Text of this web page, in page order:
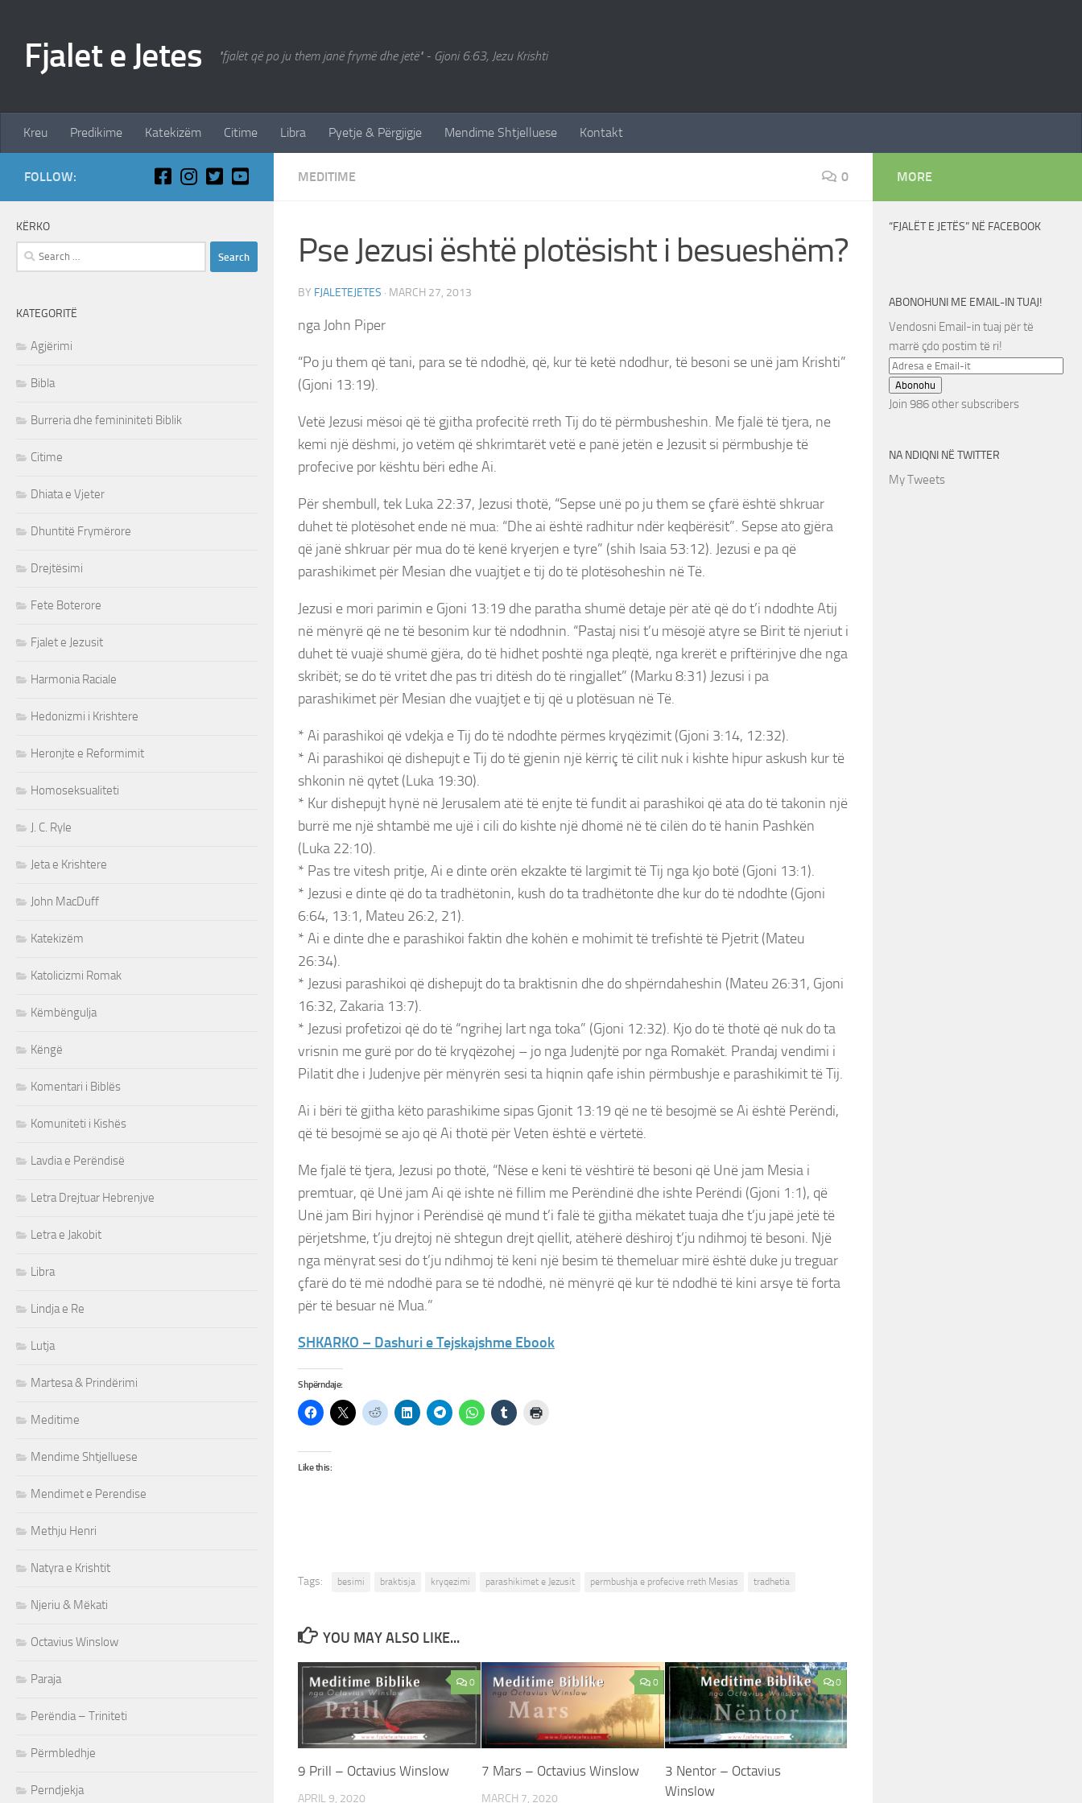
Fjalet e Jetes "fjalët që po ju them janë frymë dhe jetë" - Gjoni 6:63, Jezu Krishti
Kreu Predikime Katekizëm Citime Libra Pyetje & Përgjigje Mendime Shtjelluese Kontakt
MEDITIME 0
Pse Jezusi është plotësisht i besueshëm?
BY FJALETEJETES · MARCH 27, 2013
nga John Piper
“Po ju them që tani, para se të ndodhë, që, kur të ketë ndodhur, të besoni se unë jam Krishti”
(Gjoni 13:19).
Vetë Jezusi mësoi që të gjitha profecitë rreth Tij do të përmbusheshin. Me fjalë të tjera, ne
kemi një dëshmi, jo vetëm që shkrimtarët vetë e panë jetën e Jezusit si përmbushje të
profecive por kështu bëri edhe Ai.
Për shembull, tek Luka 22:37, Jezusi thotë, “Sepse unë po ju them se çfarë është shkruar
duhet të plotësohet ende në mua: “Dhe ai është radhitur ndër keqbërësit”. Sepse ato gjëra
që janë shkruar për mua do të kenë kryerjen e tyre” (shih Isaia 53:12). Jezusi e pa që
parashikimet për Mesian dhe vuajtjet e tij do të plotësoheshin në Të.
Jezusi e mori parimin e Gjoni 13:19 dhe paratha shumë detaje për atë që do t’i ndodhte Atij
në mënyrë që ne të besonim kur të ndodhnin. “Pastaj nisi t’u mësojë atyre se Birit të njeriut i
duhet të vuajë shumë gjëra, do të hidhet poshtë nga pleqtë, nga krerët e priftërinjve dhe nga
skribët; se do të vritet dhe pas tri ditësh do të ringjallet” (Marku 8:31) Jezusi i pa
parashikimet për Mesian dhe vuajtjet e tij që u plotësuan në Të.
* Ai parashikoi që vdekja e Tij do të ndodhte përmes kryqëzimit (Gjoni 3:14, 12:32).
* Ai parashikoi që dishepujt e Tij do të gjenin një kërriç të cilit nuk i kishte hipur askush kur të
shkonin në qytet (Luka 19:30).
* Kur dishepujt hynë në Jerusalem atë të enjte të fundit ai parashikoi që ata do të takonin një
burrë me një shtambë me ujë i cili do kishte një dhomë në të cilën do të hanin Pashkën
(Luka 22:10).
* Pas tre vitesh pritje, Ai e dinte orën ekzakte të largimit të Tij nga kjo botë (Gjoni 13:1).
* Jezusi e dinte që do ta tradhëtonin, kush do ta tradhëtonte dhe kur do të ndodhte (Gjoni
6:64, 13:1, Mateu 26:2, 21).
* Ai e dinte dhe e parashikoi faktin dhe kohën e mohimit të trefishtë të Pjetrit (Mateu
26:34).
* Jezusi parashikoi që dishepujt do ta braktisnin dhe do shpërndaheshin (Mateu 26:31, Gjoni
16:32, Zakaria 13:7).
* Jezusi profetizoi që do të “ngrihej lart nga toka” (Gjoni 12:32). Kjo do të thotë që nuk do ta
vrisnin me gurë por do të kryqëzohej – jo nga Judenjtë por nga Romakët. Prandaj vendimi i
Pilatit dhe i Judenjve për mënyrën sesi ta hiqnin qafe ishin përmbushje e parashikimit të Tij.
Ai i bëri të gjitha këto parashikime sipas Gjonit 13:19 që ne të besojmë se Ai është Perëndi,
që të besojmë se ajo që Ai thotë për Veten është e vërtetë.
Me fjalë të tjera, Jezusi po thotë, “Nëse e keni të vështirë të besoni që Unë jam Mesia i
premtuar, që Unë jam Ai që ishte në fillim me Perëndinë dhe ishte Perëndi (Gjoni 1:1), që
Unë jam Biri hyjnor i Perëndisë që mund t’i falë të gjitha mëkatet tuaja dhe t’ju japë jetë të
përjetshme, t’ju drejtoj në shtegun drejt qiellit, atëherë dëshiroj t’ju ndihmoj të besoni. Një
nga mënyrat sesi do t’ju ndihmoj të keni një besim të themeluar mirë është duke ju treguar
çfarë do të më ndodhë para se të ndodhë, në mënyrë që kur të ndodhë të kini arsye të forta
për të besuar në Mua.”
SHKARKO – Dashuri e Tejskajshme Ebook
Shpërndaje:
Like this:
Tags: besimi braktisja kryqezimi parashikimet e Jezusit permbushja e profecive rreth Mesias tradhetia
YOU MAY ALSO LIKE...
0
9 Prill – Octavius Winslow
APRIL 9, 2020
0
7 Mars – Octavius Winslow
MARCH 7, 2020
0
3 Nentor – Octavius
Winslow
FOLLOW:
KËRKO
Search
for:
KATEGORITË
Agjërimi
Bibla
Burreria dhe femininiteti Biblik
Citime
Dhiata e Vjeter
Dhuntitë Frymërore
Drejtësimi
Fete Boterore
Fjalet e Jezusit
Harmonia Raciale
Hedonizmi i Krishtere
Heronjte e Reformimit
Homoseksualiteti
J. C. Ryle
Jeta e Krishtere
John MacDuff
Katekizëm
Katolicizmi Romak
Këmbëngulja
Këngë
Komentari i Biblës
Komuniteti i Kishës
Lavdia e Perëndisë
Letra Drejtuar Hebrenjve
Letra e Jakobit
Libra
Lindja e Re
Lutja
Martesa & Prindërimi
Meditime
Mendime Shtjelluese
Mendimet e Perendise
Methju Henri
Natyra e Krishtit
Njeriu & Mëkati
Octavius Winslow
Paraja
Perëndia – Triniteti
Përmbledhje
Perndjekja
MORE
“FJALËT E JETËS” NË FACEBOOK
ABONOHUNI ME EMAIL-IN TUAJ!
Vendosni Email-in tuaj për të
marrë çdo postim të ri!
Adresa
e
Email-
Abonohu
Join 986 other subscribers
NA NDIQNI NË TWITTER
My Tweets